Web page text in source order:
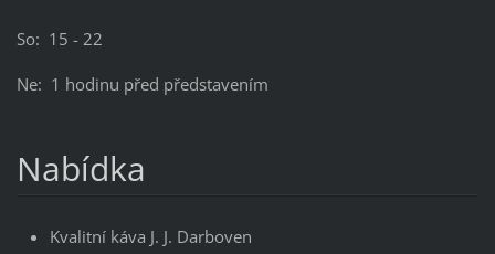
So: 15 - 22
Ne: 1 hodinu před představením
Nabídka
Kvalitní káva J. J. Darboven